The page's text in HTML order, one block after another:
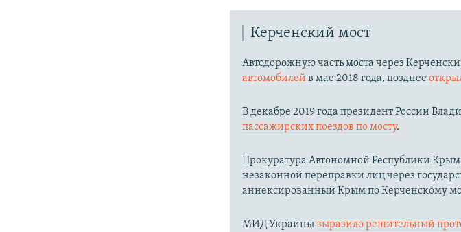
Керченский мост
Автодорожную часть моста через
автомобилейв мае 2018 года, позднее
В декабре 2019 года президент России
пассажирских поездов по мосту.
Прокуратура Автономной Республики
незаконной переправки лиц через
аннексированный Крым по Керченскому
МИД Украинывыразило решительный